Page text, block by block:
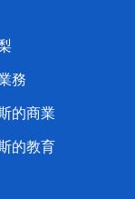
務
的商業
的教育